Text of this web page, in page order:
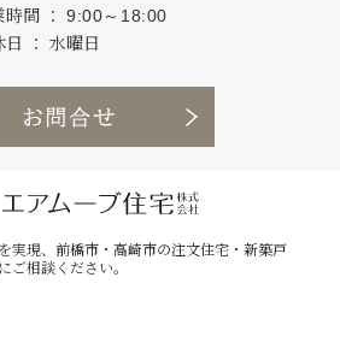
時間 9:00～18:00
日 水曜日
現、 前橋市・高崎市の注文住宅・新築戸
にご相談ください。